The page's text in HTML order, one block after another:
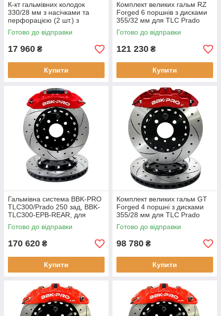
К-кт гальмівних колодок
330/28 мм з насічками та
перфорацією (2 шт.) з
монтажним комплектом
Готово до відправки
17 960 ₴
Купити
Комплект великих гальм RZ
Forged 6 поршнів з дисками
355/32 мм для TLC Prado
150
Готово до відправки
121 230 ₴
Купити
Гальмівна система BBK-PRO
TLC300/Prado 250 зад, BBK-
TLC300-EPB-REAR, для
Toyota
Готово до відправки
170 620 ₴
Купити
Комплект великих гальм GT
Forged 4 поршні з дисками
355/28 мм для TLC Prado
150 задній
Готово до відправки
98 780 ₴
Купити